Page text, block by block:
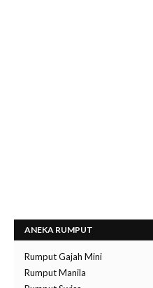
ANEKA RUMPUT
Rumput Gajah Mini
Rumput Manila